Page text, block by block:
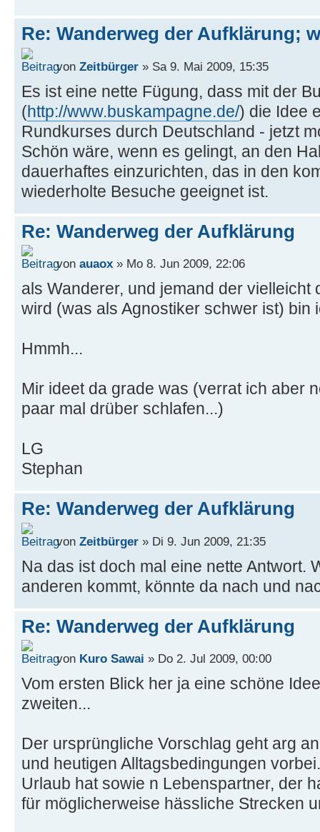
Re: Wanderweg der Aufklärung;
von Zeitbürger » Sa 9. Mai 2009, 15:35
Es ist eine nette Fügung, dass mit der
(http://www.buskampagne.de/) die Idee
Rundkurses durch Deutschland - jetzt
Schön wäre, wenn es gelingt, an den
dauerhaftes einzurichten, das in den
wiederholte Besuche geeignet ist.
Re: Wanderweg der Aufklärung
von auaox » Mo 8. Jun 2009, 22:06
als Wanderer, und jemand der vielleicht
wird (was als Agnostiker schwer ist) bin
Hmmh...
Mir ideet da grade was (verrat ich aber
paar mal drüber schlafen...)
LG
Stephan
Re: Wanderweg der Aufklärung
von Zeitbürger » Di 9. Jun 2009, 21:35
Na das ist doch mal eine nette Antwort.
anderen kommt, könnte da nach und
Re: Wanderweg der Aufklärung
von Kuro Sawai » Do 2. Jul 2009, 00:00
Vom ersten Blick her ja eine schöne
zweiten...
Der ursprüngliche Vorschlag geht arg
und heutigen Alltagsbedingungen
Urlaub hat sowie n Lebenspartner, der
für möglicherweise hässliche Strecken